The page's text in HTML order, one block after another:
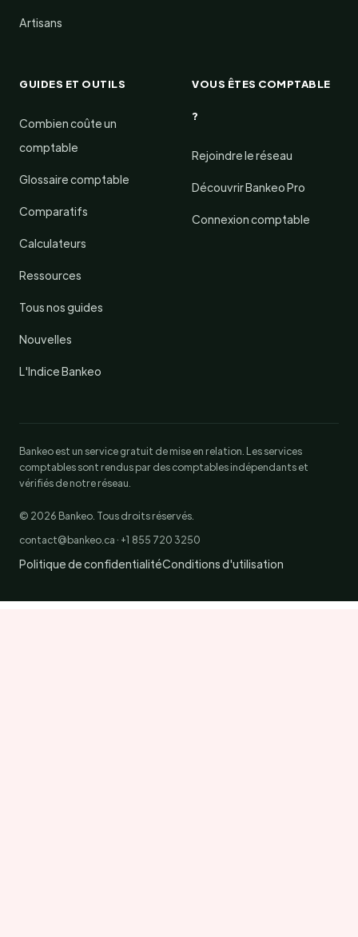
Artisans
GUIDES ET OUTILS
Combien coûte un
comptable
Glossaire comptable
Comparatifs
Calculateurs
Ressources
Tous nos guides
Nouvelles
L'Indice Bankeo
VOUS ÊTES COMPTABLE
?
Rejoindre le réseau
Découvrir Bankeo Pro
Connexion comptable
Bankeo est un service gratuit de mise en relation. Les services
comptables sont rendus par des comptables indépendants et
vérifiés de notre réseau.
© 2026 Bankeo. Tous droits réservés.
contact@bankeo.ca · +1 855 720 3250
Politique de confidentialitéConditions d'utilisation